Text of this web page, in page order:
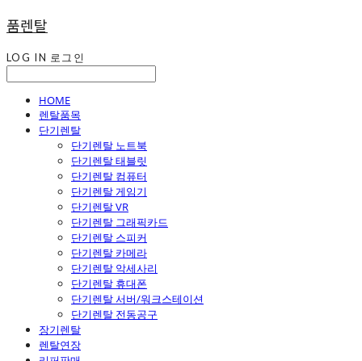
품렌탈
LOG IN 로그인
HOME
렌탈품목
단기렌탈
단기렌탈 노트북
단기렌탈 태블릿
단기렌탈 컴퓨터
단기렌탈 게임기
단기렌탈 VR
단기렌탈 그래픽카드
단기렌탈 스피커
단기렌탈 카메라
단기렌탈 악세사리
단기렌탈 휴대폰
단기렌탈 서버/워크스테이션
단기렌탈 전동공구
장기렌탈
렌탈연장